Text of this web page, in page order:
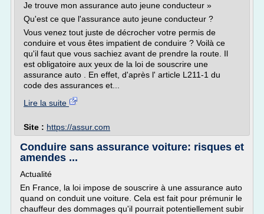
Je trouve mon assurance auto jeune conducteur »
Qu'est ce que l'assurance auto jeune conducteur ?
Vous venez tout juste de décrocher votre permis de
conduire et vous êtes impatient de conduire ? Voilà ce
qu'il faut que vous sachiez avant de prendre la route. Il
est obligatoire aux yeux de la loi de souscrire une
assurance auto . En effet, d'après l' article L211-1 du
code des assurances et...
Lire la suite
Site : https://assur.com
Conduire sans assurance voiture: risques et
amendes ...
Actualité
En France, la loi impose de souscrire à une assurance auto
quand on conduit une voiture. Cela est fait pour prémunir le
chauffeur des dommages qu'il pourrait potentiellement subir